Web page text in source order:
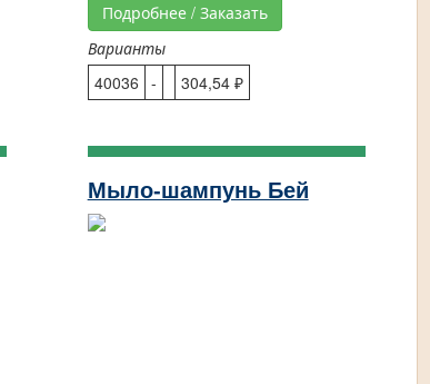
Подробнее / Заказать
Варианты
40036 - 304,54 ₽
Мыло-шампунь Бей